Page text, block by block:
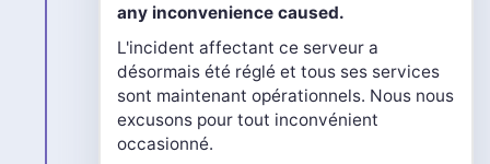
any inconvenience caused.
L'incident affectant ce serveur a
désormais été réglé et tous ses services
sont maintenant opérationnels. Nous nous
excusons pour tout inconvénient
occasionné.